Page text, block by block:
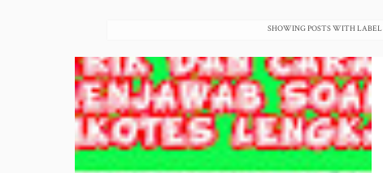
SHOWING POSTS WITH LABEL